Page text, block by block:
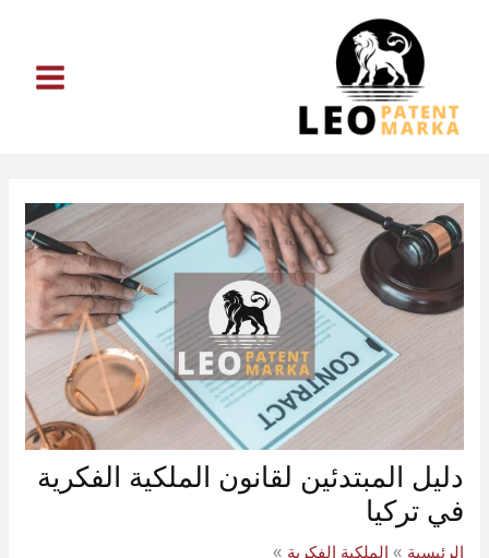
دليل المبتدئين لقانون الملكية الفكرية
في تركيا
الرئيسية
الملكية الفكرية